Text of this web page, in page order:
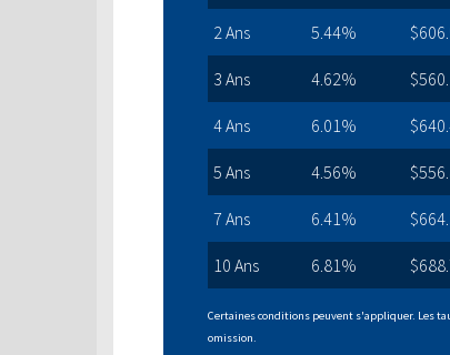
2 Ans 5.44%
3 Ans 4.62%
4 Ans 6.01%
5 Ans 4.56%
7 Ans 6.41%
10 Ans 6.81%
Certaines conditions peuvent s'appliquer. Les
omission.